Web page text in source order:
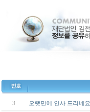
3 오랫만에 인사 드리네